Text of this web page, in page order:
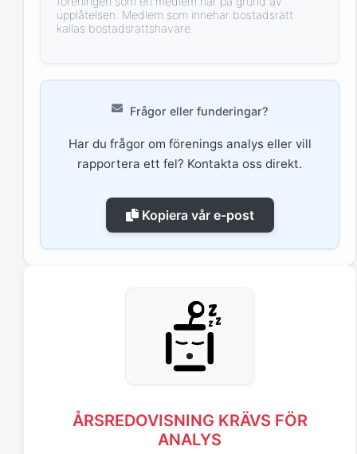
upplåtelsen. Medlem som innehar bostadsrätt
kallas bostadsrättshavare.
Frågor eller funderingar?
Har du frågor om förenings analys eller vill
rapportera ett fel? Kontakta oss direkt.
Kopiera vår e-post
ÅRSREDOVISNING KRÄVS FÖR
ANALYS